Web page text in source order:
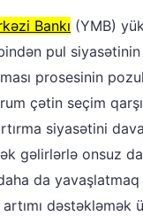
Bankı (YMB)
pul siyasətinin
prosesinin
çətin seçim
siyasətini
gəlirlərlə onsuz
da
dəstəkləmək